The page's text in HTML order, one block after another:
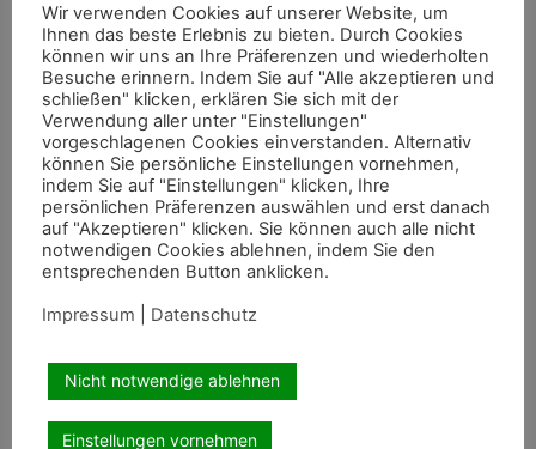
Allgemein
Kleiner Stich, dramatische Wirkung
Es surrt und brummt, beißt und sticht: Der milde und feuchte
Winter hat dafür gesorgt, dass sich in diesem Jahr besonders
Weiterlesen »
Internationale Top-Platzierungen fürs
Rheinland
Wir verwenden Cookies auf unserer Website, um
Ihnen das beste Erlebnis zu bieten. Durch Cookies
können wir uns an Ihre Präferenzen und wiederholten
Besuche erinnern. Indem Sie auf "Alle akzeptieren und
schließen" klicken, erklären Sie sich mit der
Verwendung aller unter "Einstellungen"
vorgeschlagenen Cookies einverstanden. Alternativ
können Sie persönliche Einstellungen vornehmen,
indem Sie auf "Einstellungen" klicken, Ihre
persönlichen Präferenzen auswählen und erst danach
auf "Akzeptieren" klicken. Sie können auch alle nicht
notwendigen Cookies ablehnen, indem Sie den
entsprechenden Button anklicken.
Impressum
Datenschutz
Nicht notwendige ablehnen
Einstellungen vornehmen